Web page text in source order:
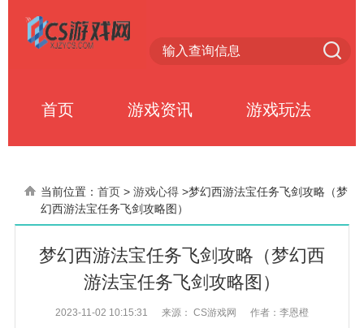
首页 游戏资讯 游戏玩法
当前位置： 首页 > 游戏心得 >梦幻西游法宝任务飞剑攻略（梦
幻西游法宝任务飞剑攻略图）
梦幻西游法宝任务飞剑攻略（梦幻西
游法宝任务飞剑攻略图）
2023-11-02 10:15:31 来源： CS游戏网 作者：李恩橙